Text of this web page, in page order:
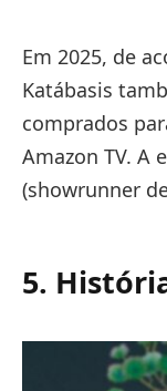
Em 2025, de
Katábasis
comprados
Amazon TV. A
(showrunner
5.